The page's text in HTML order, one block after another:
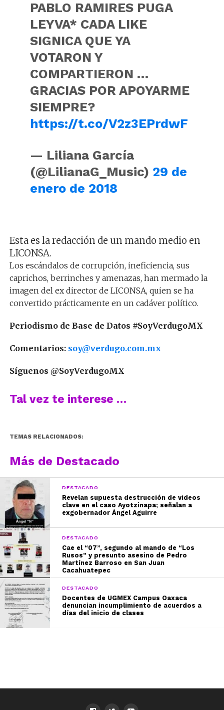
PABLO RAMIRES PUGA
LEYVA* CADA LIKE
SIGNICA QUE YA
VOTARON Y
COMPARTIERON …
GRACIAS POR APOYARME
SIEMPRE?
https://t.co/V2z3EPrdwF
— Liliana García
(@LilianaG_Music) 29 de
enero de 2018
Esta es la redacción de un mando medio en
LICONSA.
Los escándalos de corrupción, ineficiencia, sus
caprichos, berrinches y amenazas, han mermado la
imagen del ex director de LICONSA, quien se ha
convertido prácticamente en un cadáver político.
Periodismo de Base de Datos #SoyVerdugoMX
Comentarios: soy@verdugo.com.mx
Síguenos @SoyVerdugoMX
Tal vez te interese …
TEMAS RELACIONADOS:
Más de Destacado
DESTACADO
Revelan supuesta destrucción de videos
clave en el caso Ayotzinapa; señalan a
exgobernador Ángel Aguirre
DESTACADO
Cae el “07”, segundo al mando de “Los
Rusos” y presunto asesino de Pedro
Martínez Barroso en San Juan
Cacahuatepec
DESTACADO
Docentes de UGMEX Campus Oaxaca
denuncian incumplimiento de acuerdos a
días del inicio de clases